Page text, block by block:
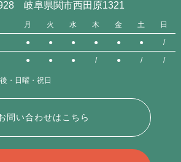
岐阜県関市西田原1321
月 火 水 木 金 土 日
● ● ● ● ● ● /
● ● ● / ● / /
・日曜・祝日
問い合わせはこちら